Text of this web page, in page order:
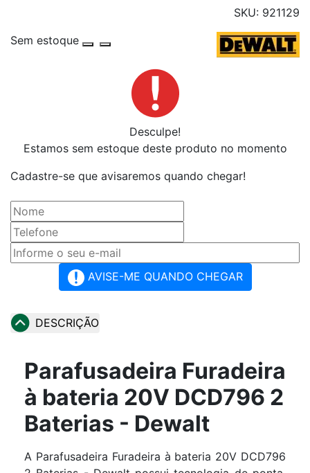
SKU: 921129
Sem estoque
Desculpe!
Estamos sem estoque deste produto no momento
Cadastre-se que avisaremos quando chegar!
AVISE-ME QUANDO CHEGAR
DESCRIÇÃO
Parafusadeira Furadeira
à bateria 20V DCD796 2
Baterias - Dewalt
A Parafusadeira Furadeira à bateria 20V DCD796